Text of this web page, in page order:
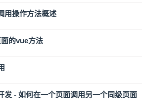
用操作方法概述
的vue方法
发 - 如何在一个页面调用另一个同级页面